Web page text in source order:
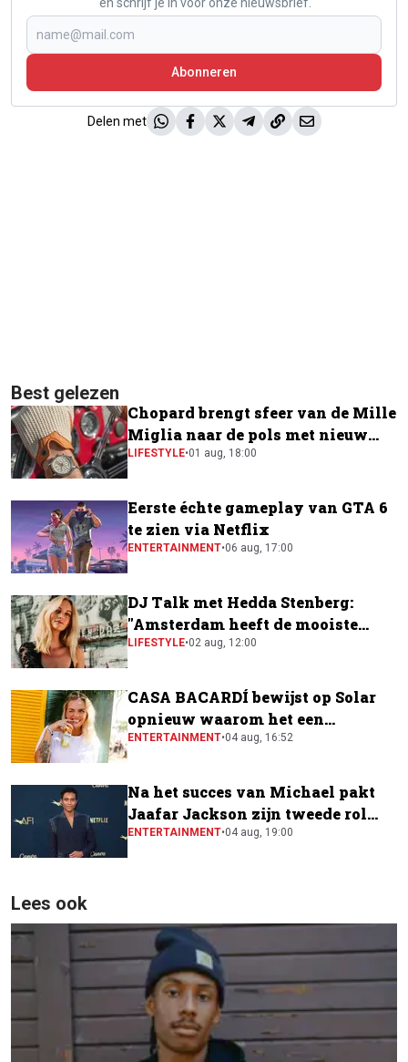
Abonneren
Delen met
Best gelezen
Chopard brengt sfeer van de Mille
Miglia naar de pols met nieuw
horloge
LIFESTYLE•01 aug, 18:00
Eerste échte gameplay van GTA 6
te zien via Netflix
ENTERTAINMENT•06 aug, 17:00
DJ Talk met Hedda Stenberg:
"Amsterdam heeft de mooiste
festivalscene van Europa"
LIFESTYLE•02 aug, 12:00
CASA BACARDÍ bewijst op Solar
opnieuw waarom het een
festivalfavoriet is
ENTERTAINMENT•04 aug, 16:52
Na het succes van Michael pakt
Jaafar Jackson zijn tweede rol
naast Will Smith
ENTERTAINMENT•04 aug, 19:00
Lees ook